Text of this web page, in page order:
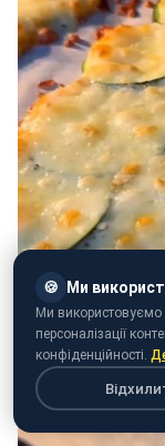
🍪 Ми
Ми використовуємо
персоналізації
конфіденційності.